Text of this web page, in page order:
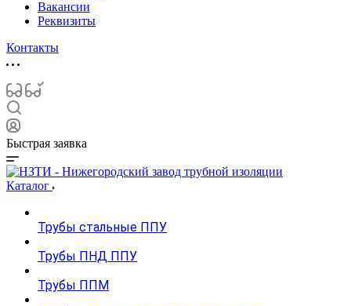
Вакансии
Реквизиты
Контакты
Быстрая заявка
Каталог
Трубы стальные ППУ
Трубы ПНД ППУ
Трубы ППМ